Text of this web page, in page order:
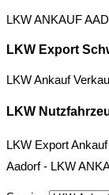
LKW ANKAUF
LKW Export
LKW Ankauf
LKW
LKW Export Ankauf
Aadorf- LKW